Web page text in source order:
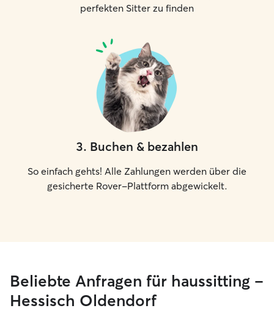
perfekten Sitter zu finden
3. Buchen & bezahlen
So einfach gehts! Alle Zahlungen werden über die
gesicherte Rover-Plattform abgewickelt.
Beliebte Anfragen für haussitting –
Hessisch Oldendorf